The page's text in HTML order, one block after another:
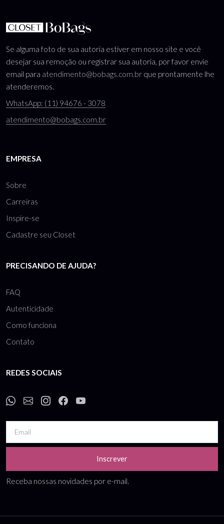
Se alguma foto de sua autoria estiver em nosso site e você
desejar sua remoção ou registrar sua autoria, por favor envie
email para atendimento@bobags.com.br que prontamente lhe
atenderemos.
WhatsApp: (11) 94676 - 3078
atendimento@bobags.com.br
EMPRESA
Sobre
Carreiras
Inspire-se
Cadastre seu Closet
PRECISANDO DE AJUDA?
FAQ
Autenticidade
Como funciona
Contato
REDES SOCIAIS
Inscrever
Receba nossas novidades por e-mail.